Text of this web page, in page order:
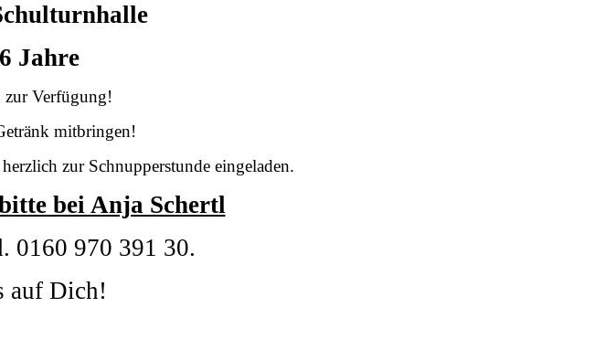
Jahre
zur Verfügung!
mitbringen!
zur Schnupperstunde eingeladen.
bei Anja Schertl
0160 970 391 30.
auf Dich!